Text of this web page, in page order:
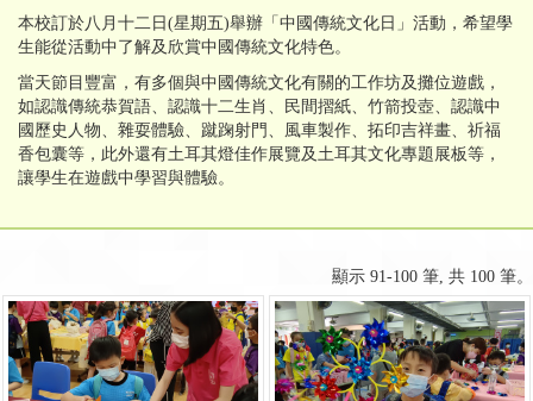
本校訂於八月十二日(星期五)舉辦「中國傳統文化日」活動，希望學
生能從活動中了解及欣賞中國傳統文化特色。
當天節目豐富，有多個與中國傳統文化有關的工作坊及攤位遊戲，
如認識傳統恭賀語、認識十二生肖、民間摺紙、竹箭投壺、認識中
國歷史人物、雜耍體驗、蹴踘射門、風車製作、拓印吉祥畫、祈福
香包囊等，此外還有土耳其燈佳作展覽及土耳其文化專題展板等，
讓學生在遊戲中學習與體驗。
顯示 91-100 筆, 共 100 筆。